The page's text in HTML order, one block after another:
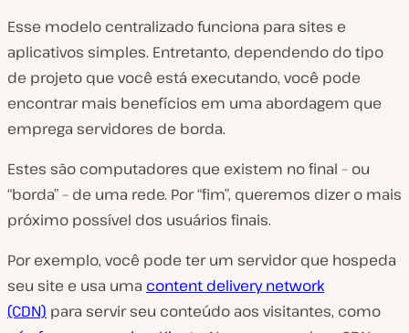
Esse modelo centralizado funciona para sites e
aplicativos simples. Entretanto, dependendo do tipo
de projeto que você está executando, você pode
encontrar mais benefícios em uma abordagem que
emprega servidores de borda.
Estes são computadores que existem no final – ou
“borda” – de uma rede. Por “fim”, queremos dizer o mais
próximo possível dos usuários finais.
Por exemplo, você pode ter um servidor que hospeda
seu site e usa uma content delivery network
(CDN) para servir seu conteúdo aos visitantes, como